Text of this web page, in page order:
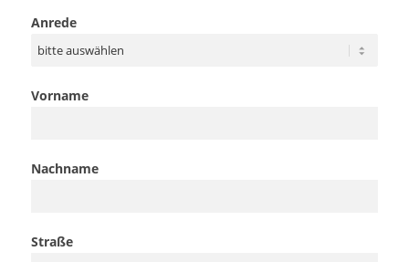
Anrede
Vorname
Nachname
Straße